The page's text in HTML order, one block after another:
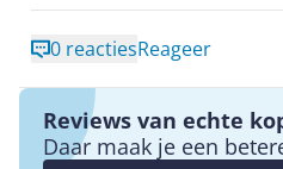
0 reactiesReageer
Reviews van echte
Daar maak je een